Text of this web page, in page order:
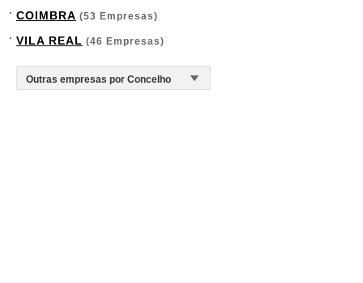
COIMBRA (53 Empresas)
VILA REAL (46 Empresas)